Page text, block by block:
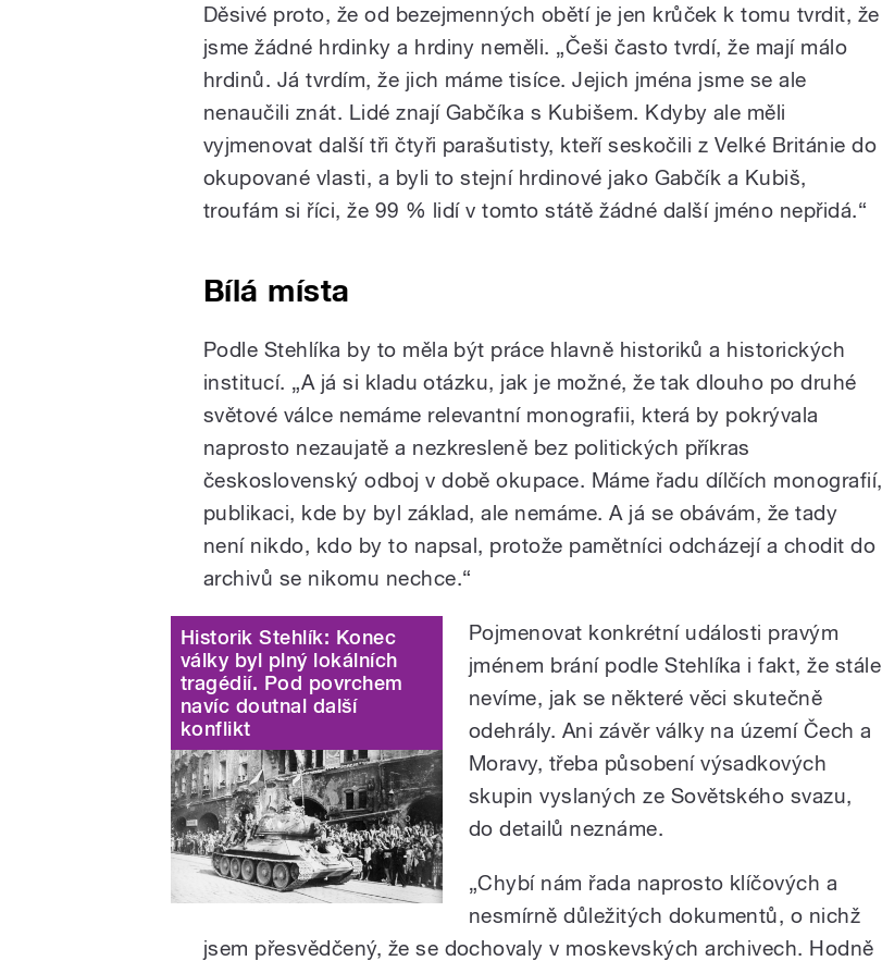
Děsivé proto, že od bezejmenných obětí je jen krůček k tomu tvrdit, že
jsme žádné hrdinky a hrdiny neměli. „Češi často tvrdí, že mají málo
hrdinů. Já tvrdím, že jich máme tisíce. Jejich jména jsme se ale
nenaučili znát. Lidé znají Gabčíka s Kubišem. Kdyby ale měli
vyjmenovat další tři čtyři parašutisty, kteří seskočili z Velké Británie do
okupované vlasti, a byli to stejní hrdinové jako Gabčík a Kubiš,
troufám si říci, že 99 % lidí v tomto státě žádné další jméno nepřidá.“
Bílá místa
Podle Stehlíka by to měla být práce hlavně historiků a historických
institucí. „A já si kladu otázku, jak je možné, že tak dlouho po druhé
světové válce nemáme relevantní monografii, která by pokrývala
naprosto nezaujatě a nezkresleně bez politických příkras
československý odboj v době okupace. Máme řadu dílčích monografií,
publikaci, kde by byl základ, ale nemáme. A já se obávám, že tady
není nikdo, kdo by to napsal, protože pamětníci odcházejí a chodit do
archivů se nikomu nechce.“
Historik Stehlík: Konec
války byl plný lokálních
tragédií. Pod povrchem
navíc doutnal další
konflikt
Pojmenovat konkrétní události pravým
jménem brání podle Stehlíka i fakt, že stále
nevíme, jak se některé věci skutečně
odehrály. Ani závěr války na území Čech a
Moravy, třeba působení výsadkových
skupin vyslaných ze Sovětského svazu,
do detailů neznáme.
„Chybí nám řada naprosto klíčových a
nesmírně důležitých dokumentů, o nichž
jsem přesvědčený, že se dochovaly v moskevských archivech. Hodně